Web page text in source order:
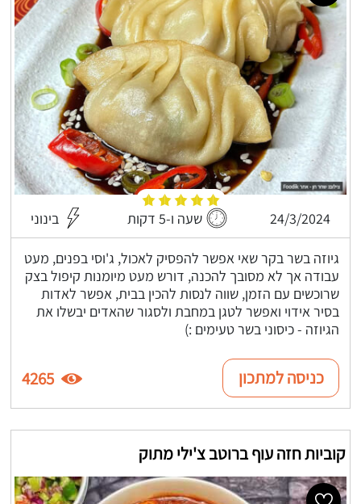
24/3/2024 שעה ו-5 דקות בינוני
גיוזה בשר בקר שאי אפשר להפסיק לאכול, ג'וסי בפנים, מעט
עבודה אך לא מסובך להכנה, דורש מעט מיומנות קיפול בצק
שרוכשים עם הזמן, שווה לנסות להכין בבית, אפשר לאדות
בסיר אידוי ואפשר לטגן במחבת ולסגור שהאדים יבשלו את
הגיוזה - כיסוני בשר טעימים :)
כניסה למתכון 4265
קוביות חזה עוף ברוטב צ'ילי מתוק